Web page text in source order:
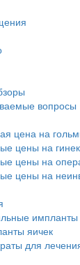
вопросы
цена на
цены на
цены на
цены на
импланты
яичек
для